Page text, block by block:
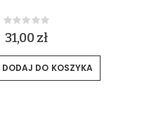
Rating:
0%
31,00 zł
DODAJ DO KOSZYKA